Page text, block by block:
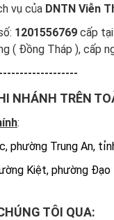
vụ của DNTN Viễn
1201556769 cấp
( Đồng Tháp ), cấp
NHÁNH TRÊN
:
phường Trung An,
Kiệt, phường
TÔI QUA: